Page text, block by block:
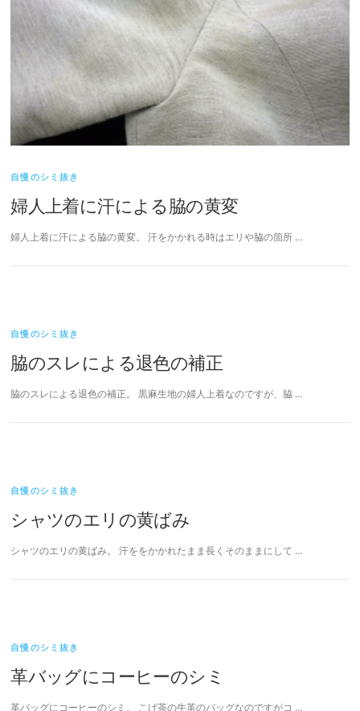
自慢のシミ抜き
婦人上着に汗による脇の黄変
婦人上着に汗による脇の黄変。 汗をかかれる時はエリや脇の箇所 …
自慢のシミ抜き
脇のスレによる退色の補正
脇のスレによる退色の補正。 黒麻生地の婦人上着なのですが、脇 …
自慢のシミ抜き
シャツのエリの黄ばみ
シャツのエリの黄ばみ。 汗ををかかれたまま長くそのままにして …
自慢のシミ抜き
革バッグにコーヒーのシミ
革バッグにコーヒーのシミ。 こげ茶の牛革のバッグなのですがコ …